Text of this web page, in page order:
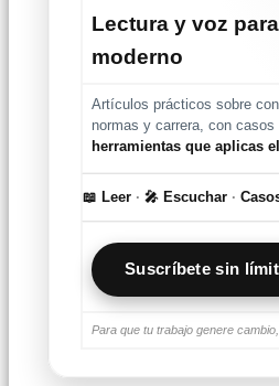
Lectura y voz
moderno
Artículos prácticos sobre
normas y carrera, con casos
herramientas que aplicas
📖 Leer · 🎤 Escuchar ·
Suscríbete sin
Para que tu trabajo genere